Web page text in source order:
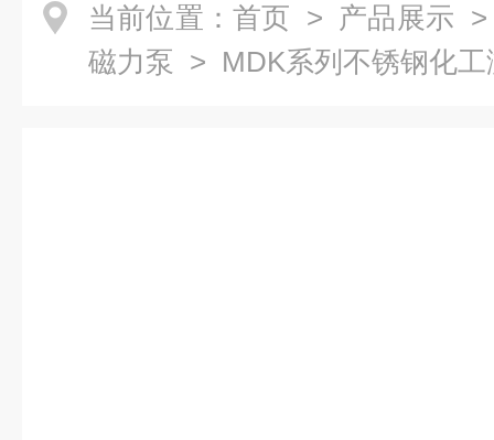
当前位置： 首页 > 产品展示
磁力泵 > MDK系列不锈钢化工